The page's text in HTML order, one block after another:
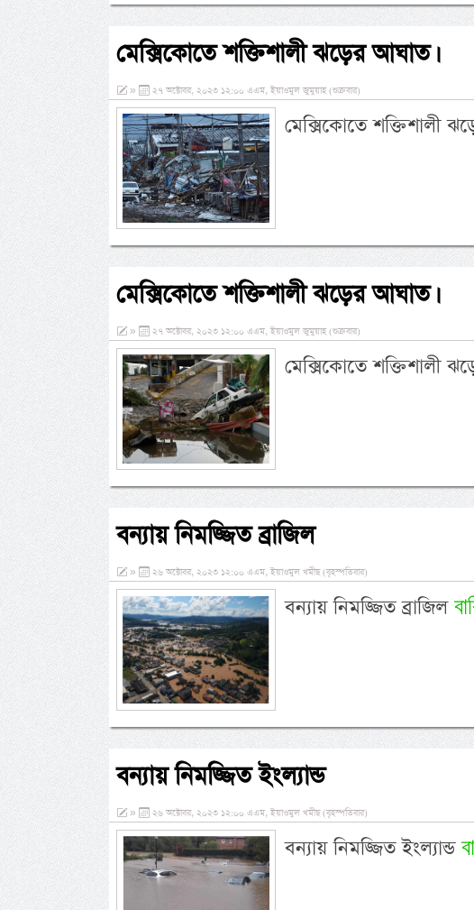
মেক্সিকোতে শক্তিশালী ঝড়ের আঘাত।
» ২৭ অক্টোবর, ২০২৩ ১২:০০ এএম, ইয়াওমুল জুমুয়াহ (শুক্রবার)
মেক্সিকোতে শক্তিশালী
মেক্সিকোতে শক্তিশালী ঝড়ের আঘাত।
» ২৭ অক্টোবর, ২০২৩ ১২:০০ এএম, ইয়াওমুল জুমুয়াহ (শুক্রবার)
মেক্সিকোতে শক্তিশালী
বন্যায় নিমজ্জিত ব্রাজিল
» ২৬ অক্টোবর, ২০২৩ ১২:০০ এএম, ইয়াওমুল খমীছ (বৃহস্পতিবার)
বন্যায় নিমজ্জিত ব্রাজিল
বন্যায় নিমজ্জিত ইংল্যান্ড
» ২৬ অক্টোবর, ২০২৩ ১২:০০ এএম, ইয়াওমুল খমীছ (বৃহস্পতিবার)
বন্যায় নিমজ্জিত ইংল্যান্ড